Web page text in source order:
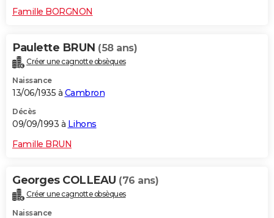
Famille BORGNON
Paulette BRUN (58 ans)
Créer une cagnotte obsèques
Naissance
13/06/1935 à Cambron
Décès
09/09/1993 à Lihons
Famille BRUN
Georges COLLEAU (76 ans)
Créer une cagnotte obsèques
Naissance